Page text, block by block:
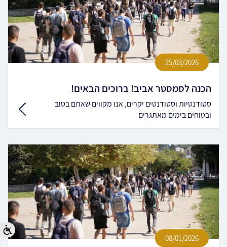
25/03/2026
הכנה לסמסטר אביב! ברוכים הבאים!
סטודנטיות וסטודנטים יקרים, אנו מקווים שאתם בטוב
ובטוחים בימים מאתגרים
08/01/2026